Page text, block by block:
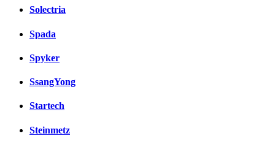
Solectria
Spada
Spyker
SsangYong
Startech
Steinmetz